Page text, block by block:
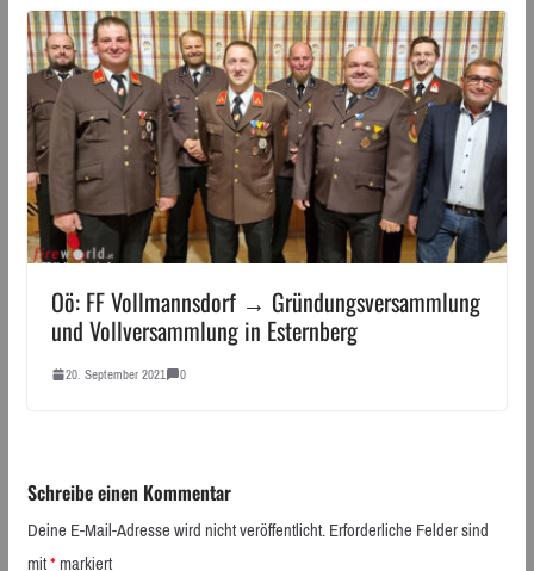
Oö: FF Vollmannsdorf → Gründungsversammlung
und Vollversammlung in Esternberg
20. September 2021 0
Schreibe einen Kommentar
Deine E-Mail-Adresse wird nicht veröffentlicht.Erforderliche Felder sind
mit*markiert